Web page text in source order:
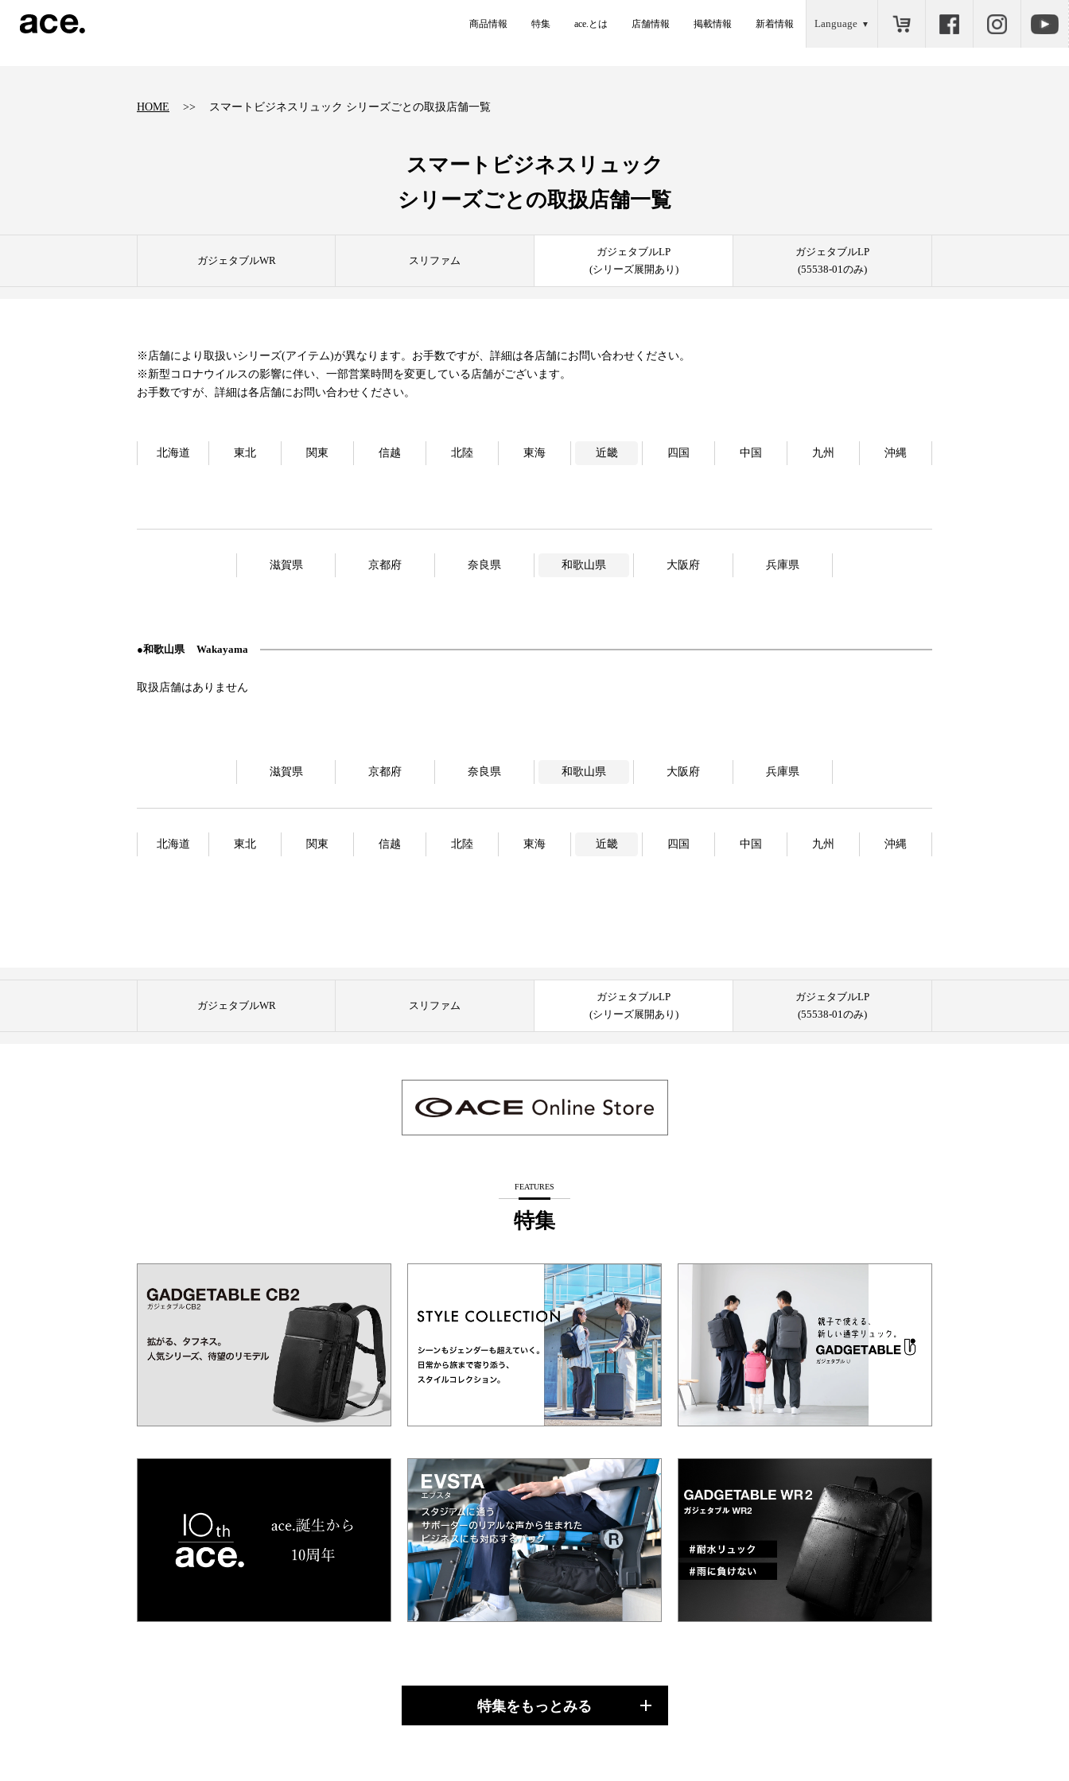
商品情報 特集 ace.とは 店舗情報 掲載情報 新着情報 Language
HOME スマートビジネスリュック シリーズごとの取扱店舗一覧
スマートビジネスリュック
シリーズごとの取扱店舗一覧
ガジェタブルWR スリファム
ガジェタブルLP
(シリーズ展開あり)
ガジェタブルLP
(55538-01のみ)
※店舗により取扱いシリーズ(アイテム)が異なります。お手数ですが、詳細は各店舗にお問い合わせください。
※新型コロナウイルスの影響に伴い、一部営業時間を変更している店舗がございます。
お手数ですが、詳細は各店舗にお問い合わせください。
北海道 東北 関東 信越 北陸 東海 近畿 四国 中国 九州 沖縄
滋賀県 京都府 奈良県 和歌山県 大阪府 兵庫県
和歌山県 Wakayama
滋賀県 京都府 奈良県 和歌山県 大阪府 兵庫県
北海道 東北 関東 信越 北陸 東海 近畿 四国 中国 九州 沖縄
ガジェタブルWR スリファム
ガジェタブルLP
(シリーズ展開あり)
ガジェタブルLP
(55538-01のみ)
FEATURES
特集
特集をもっとみる